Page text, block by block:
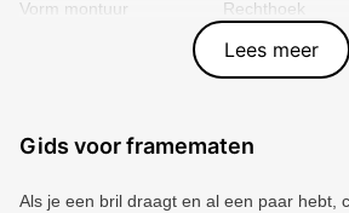
Vorm montuur
Rechthoek
Zwart
Plastic
8056262361788
Lees meer
Gids voor framematen
Als je een bril draagt ​​en al een paar hebt,